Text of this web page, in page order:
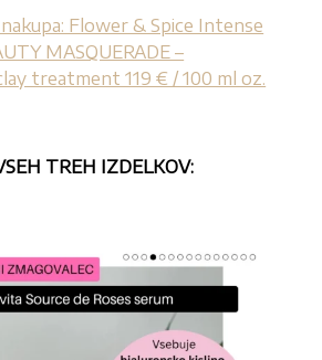
Flower & Spice Intense
MASQUERADE –
treatment 119 € / 100 ml oz.
TREH IZDELKOV: